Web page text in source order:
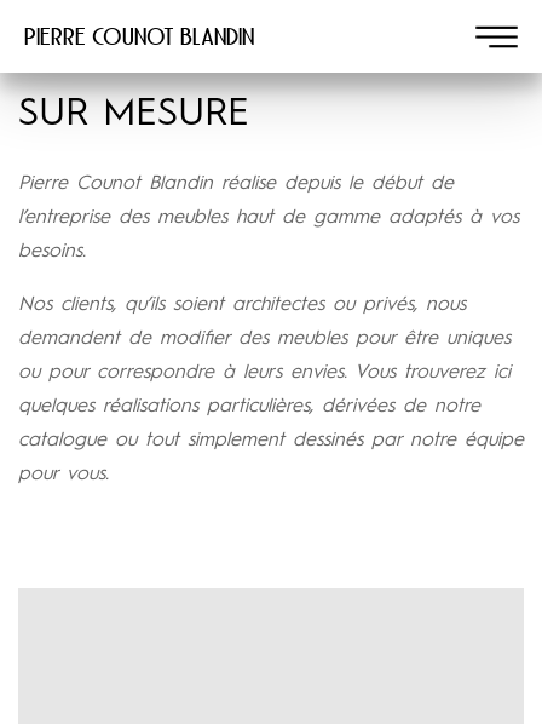
Pierre COUNOT BLANDIN
SUR MESURE
Pierre Counot Blandin réalise depuis le début de
l’entreprise des meubles haut de gamme adaptés à vos
besoins.
Nos clients, qu’ils soient architectes ou privés, nous
demandent de modifier des meubles pour être uniques
ou pour correspondre à leurs envies. Vous trouverez ici
quelques réalisations particulières, dérivées de notre
catalogue ou tout simplement dessinés par notre équipe
pour vous.